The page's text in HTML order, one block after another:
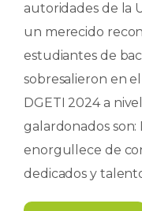
autoridades de la
un merecido
estudiantes de
sobresalieron en
DGETI 2024 a
galardonados son:
enorgullece de
dedicados y